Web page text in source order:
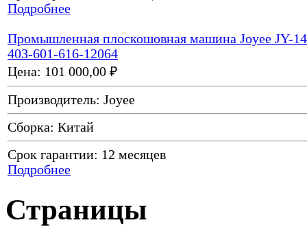
Подробнее
Промышленная плоскошовная машина Joyee JY-
403-601-616-12064
Цена: 101 000,00 ₽
Производитель: Joyee
Сборка: Китай
Срок гарантии: 12 месяцев
Подробнее
Страницы